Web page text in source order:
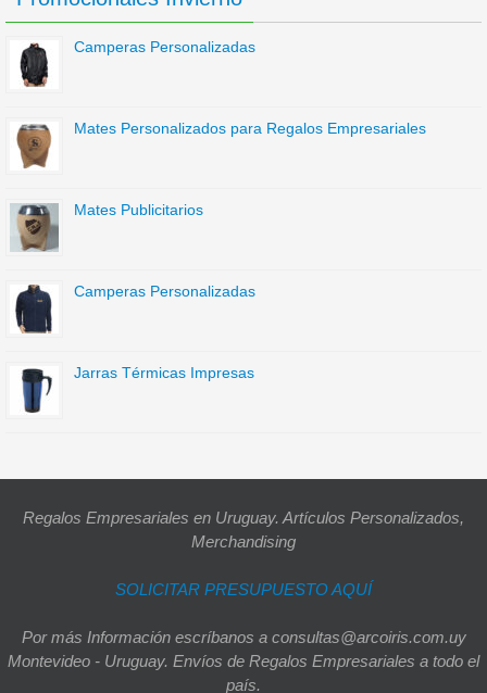
Camperas Personalizadas
Mates Personalizados para Regalos Empresariales
Mates Publicitarios
Camperas Personalizadas
Jarras Térmicas Impresas
Regalos Empresariales en Uruguay. Artículos Personalizados,
Merchandising
SOLICITAR PRESUPUESTO AQUÍ
Por más Información escríbanos a consultas@arcoiris.com.uy
Montevideo - Uruguay. Envíos de Regalos Empresariales a todo el
país.